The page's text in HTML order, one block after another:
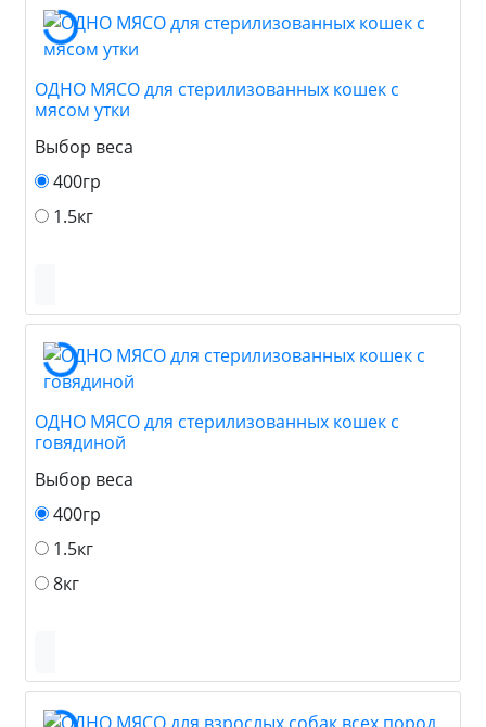
ОДНО МЯСО для стерилизованных кошек с
мясом утки
Выбор веса
400гр
1.5кг
ОДНО МЯСО для стерилизованных кошек с
говядиной
Выбор веса
400гр
1.5кг
8кг